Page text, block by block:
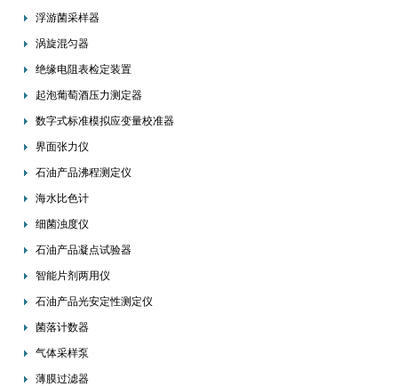
浮游菌采样器
涡旋混匀器
绝缘电阻表检定装置
起泡葡萄酒压力测定器
数字式标准模拟应变量校准器
界面张力仪
石油产品沸程测定仪
海水比色计
细菌浊度仪
石油产品凝点试验器
智能片剂两用仪
石油产品光安定性测定仪
菌落计数器
气体采样泵
薄膜过滤器